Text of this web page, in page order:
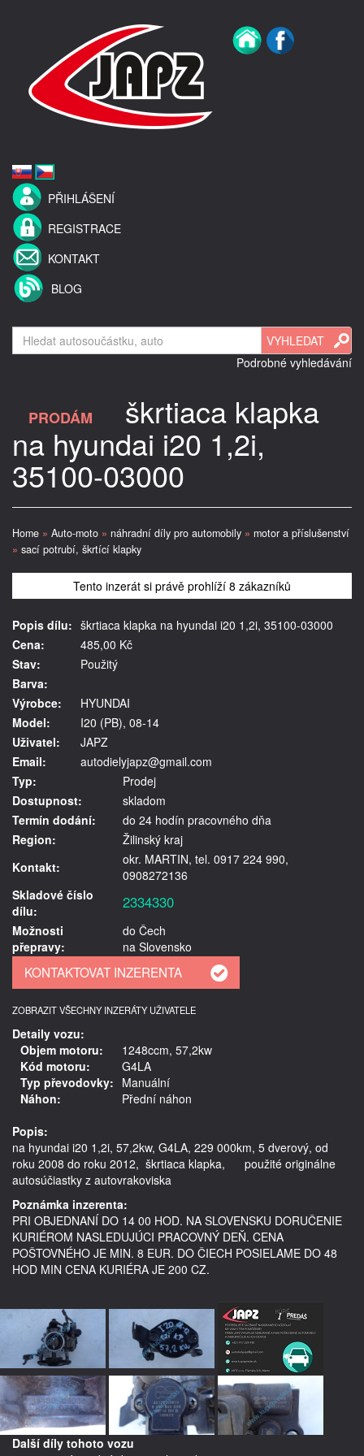
PŘIHLÁŠENÍ
REGISTRACE
KONTAKT
BLOG
Podrobné vyhledávání
PRODÁM škrtiaca klapka
na hyundai i20 1,2i,
35100-03000
Home » Auto-moto » náhradní díly pro automobily » motor a příslušenství
» sací potrubí, škrtící klapky
Tento inzerát si právě prohlíží 8 zákazníků
Popis dílu: škrtiaca klapka na hyundai i20 1,2i, 35100-03000
Cena:
485,00 Kč
Stav:
Použitý
Barva:
Výrobce:
HYUNDAI
Model:
I20 (PB), 08-14
Uživatel:
JAPZ
Email:
autodielyjapz@gmail.com
Typ:
Prodej
Dostupnost:
skladom
Termín dodání:
do 24 hodín pracovného dňa
Region:
Žilinský kraj
Kontakt:
okr. MARTIN, tel. 0917 224 990,
0908272136
Skladové číslo
dílu:
2334330
Možnosti
přepravy:
do Čech
na Slovensko
ZOBRAZIT VŠECHNY INZERÁTY UŽIVATELE
Detaily vozu:
Objem motoru:
1248ccm, 57,2kw
Kód motoru:
G4LA
Typ převodovky: Manuální
Náhon:
Přední náhon
Popis:
na hyundai i20 1,2i, 57,2kw, G4LA, 229 000km, 5 dverový, od
roku 2008 do roku 2012,  škrtiaca klapka,      použité originálne
Poznámka inzerenta:
PRI OBJEDNANÍ DO 14 00 HOD. NA SLOVENSKU DORUČENIE
KURIÉROM NASLEDUJÚCI PRACOVNÝ DEŇ. CENA
POŠTOVNÉHO JE MIN. 8 EUR. DO ČIECH POSIELAME DO 48
HOD MIN CENA KURIÉRA JE 200 CZ.
Další díly tohoto vozu